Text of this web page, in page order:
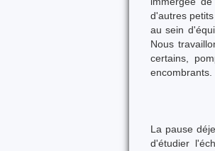
d'autres
au sein
Nous
certains,
encombrants.
La pause
d'étudier